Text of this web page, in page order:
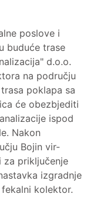
poslove i
buduće trase
d.o.o.
na području
poklapa sa
će obezbjediti
ispod
Nakon
Bojin vir-
za priključenje
izgradnje
kolektor.